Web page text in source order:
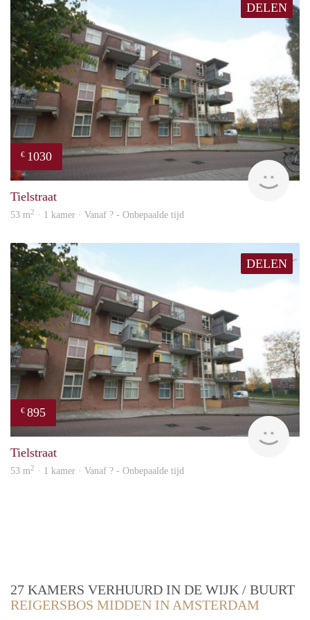
DELEN
€ 1030
Tielstraat
53 m2 · 1 kamer · Vanaf ? - Onbepaalde tijd
DELEN
€ 895
Tielstraat
53 m2 · 1 kamer · Vanaf ? - Onbepaalde tijd
27 KAMERS VERHUURD IN DE WIJK / BUURT
REIGERSBOS MIDDEN IN AMSTERDAM